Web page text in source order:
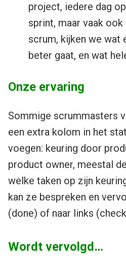
project, iedere dag
sprint, maar vaak
scrum, kijken we wat
beter gaat, en wat
Onze ervaring
Sommige scrummasters
een extra kolom in het
voegen: keuring door
product owner, meestal
welke taken op zijn
kan ze bespreken en
(done) of naar links
Wordt vervolgd…